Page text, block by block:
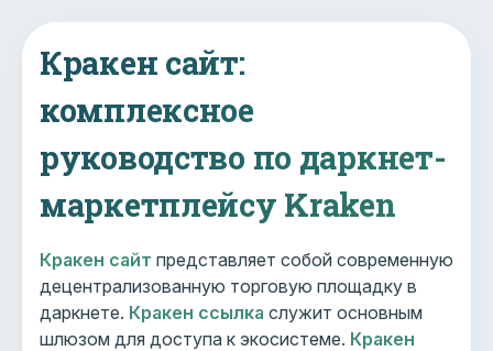
Кракен сайт:
комплексное
руководство по даркнет-
маркетплейсу Kraken
Кракен сайт представляет собой современную
децентрализованную торговую площадку в
даркнете. Кракен ссылка служит основным
шлюзом для доступа к экосистеме. Кракен